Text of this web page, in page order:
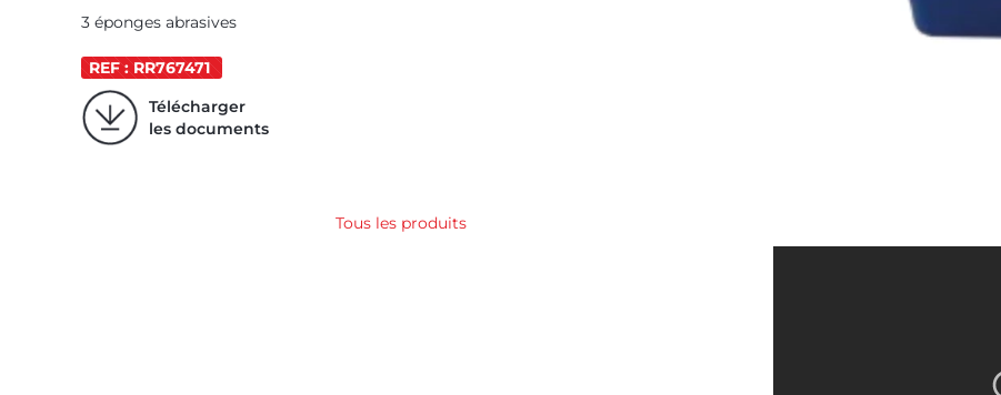
3 éponges abrasives
REF : RR767471
Télécharger
les documents
Tous les produits